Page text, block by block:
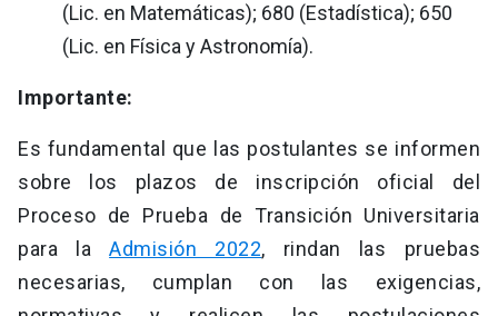
(Lic. en Matemáticas); 680 (Estadística); 650
(Lic. en Física y Astronomía).
Importante:
Es fundamental que las postulantes se informen
sobre los plazos de inscripción oficial del
Proceso de Prueba de Transición Universitaria
para laAdmisión 2022, rindan las pruebas
necesarias, cumplan con las exigencias,